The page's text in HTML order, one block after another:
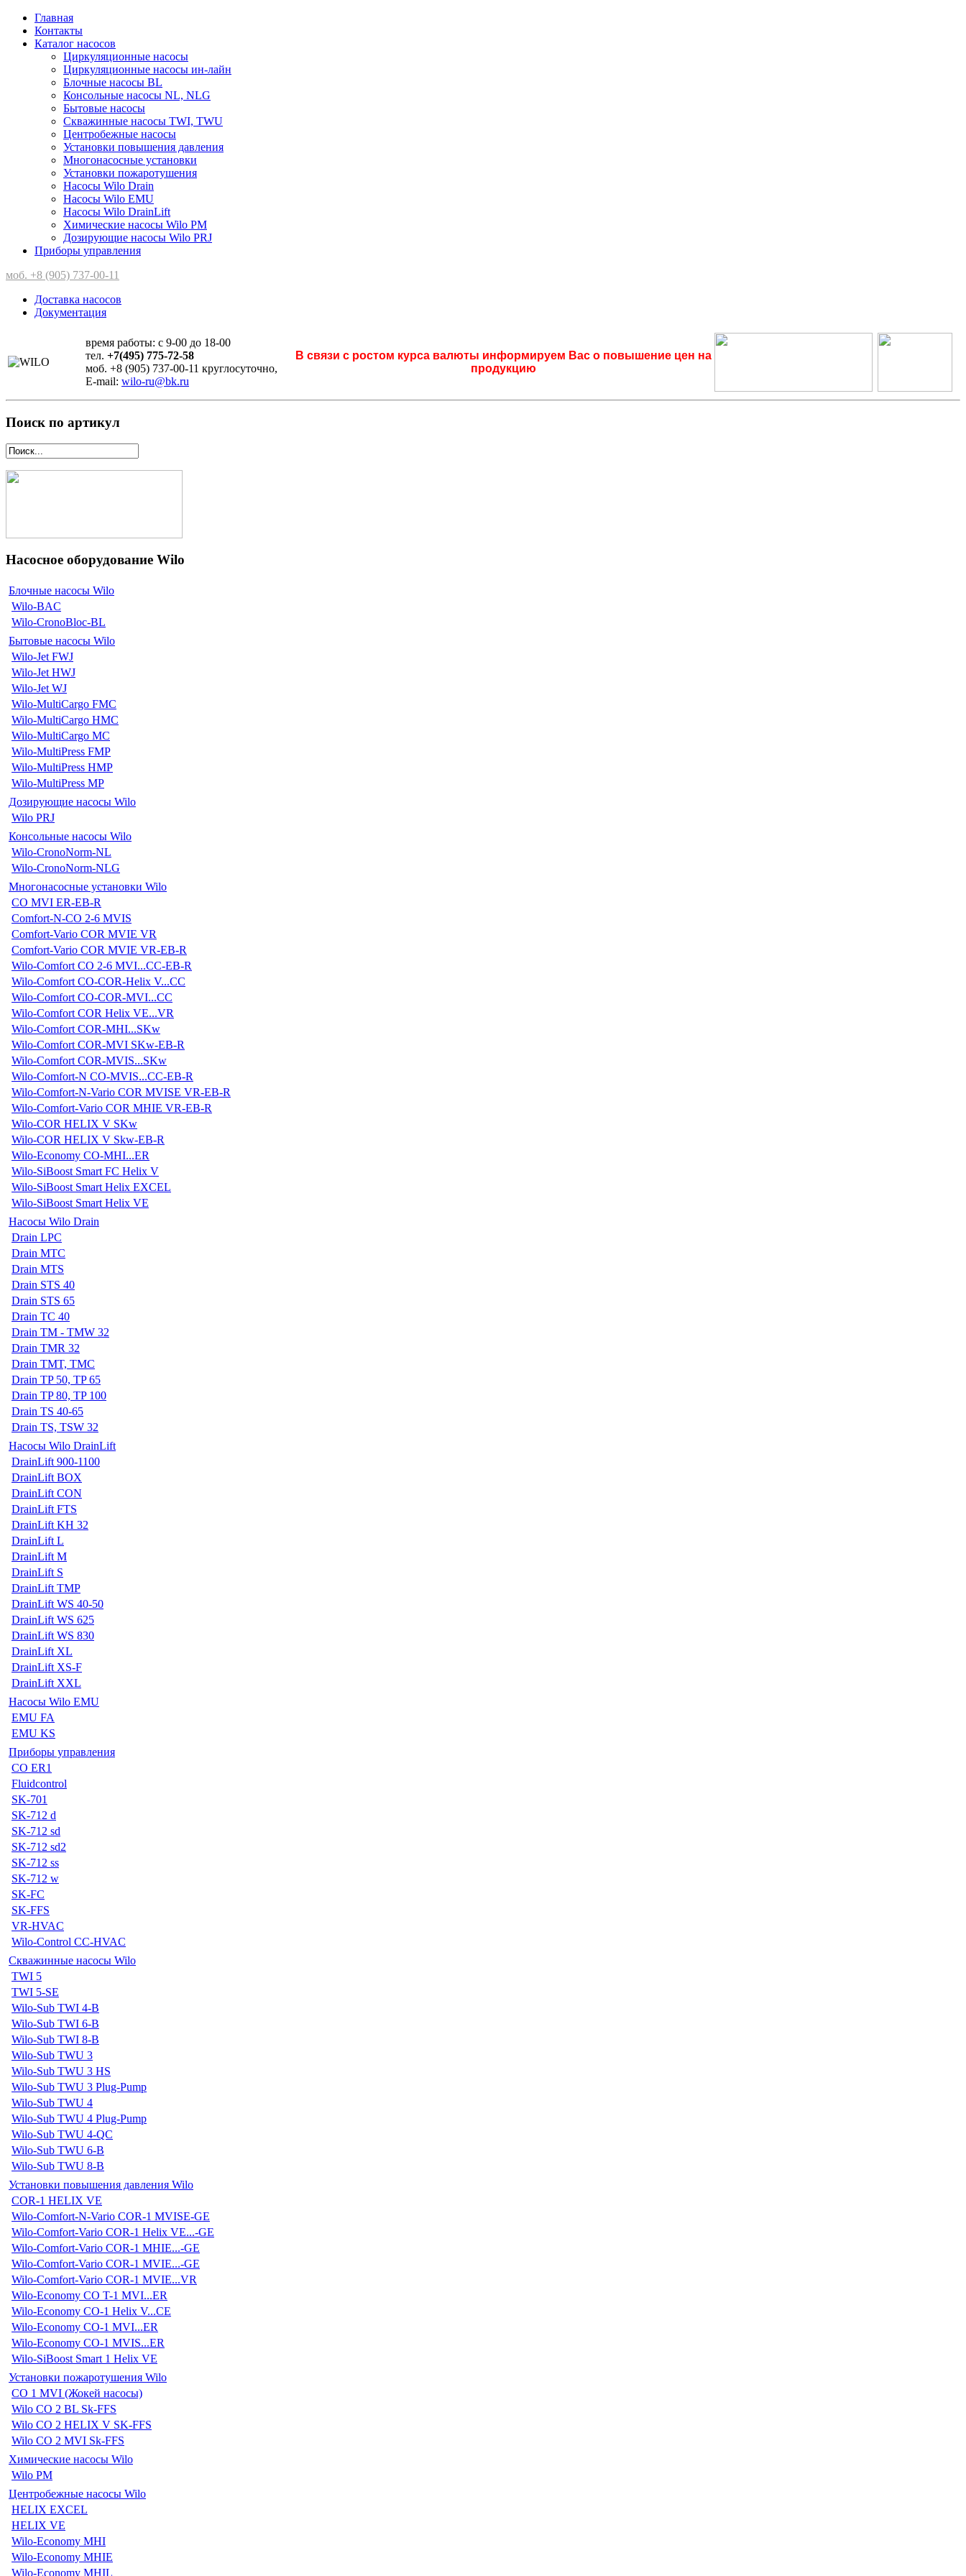
Главная
Контакты
Каталог насосов
Циркуляционные насосы
Циркуляционные насосы ин-лайн
Блочные насосы BL
Консольные насосы NL, NLG
Бытовые насосы
Скважинные насосы TWI, TWU
Центробежные насосы
Установки повышения давления
Многонасосные установки
Установки пожаротушения
Насосы Wilo Drain
Насосы Wilo EMU
Насосы Wilo DrainLift
Химические насосы Wilo PM
Дозирующие насосы Wilo PRJ
Приборы управления
моб. +8 (905) 737-00-11
Доставка насосов
Документация
время работы: с 9-00 до 18-00
тел. +7(495) 775-72-58
моб. +8 (905) 737-00-11 круглосуточно,
E-mail: wilo-ru@bk.ru
В связи с ростом курса валюты информируем Вас о повышение цен на
продукцию
Поиск по артикул
Насосное оборудование Wilo
Блочные насосы Wilo
Wilo-BAC
Wilo-CronoBloc-BL
Бытовые насосы Wilo
Wilo-Jet FWJ
Wilo-Jet HWJ
Wilo-Jet WJ
Wilo-MultiCargo FMC
Wilo-MultiCargo HMC
Wilo-MultiCargo MC
Wilo-MultiPress FMP
Wilo-MultiPress HMP
Wilo-MultiPress MP
Дозирующие насосы Wilo
Wilo PRJ
Консольные насосы Wilo
Wilo-CronoNorm-NL
Wilo-CronoNorm-NLG
Многонасосные установки Wilo
CO MVI ER-EB-R
Comfort-N-CO 2-6 MVIS
Comfort-Vario COR MVIE VR
Comfort-Vario COR MVIE VR-EB-R
Wilo-Comfort CO 2-6 MVI...CC-EB-R
Wilo-Comfort CO-COR-Helix V...CC
Wilo-Comfort CO-COR-MVI...CC
Wilo-Comfort COR Helix VE...VR
Wilo-Comfort COR-MHI...SKw
Wilo-Comfort COR-MVI SKw-EB-R
Wilo-Comfort COR-MVIS...SKw
Wilo-Comfort-N CO-MVIS...CC-EB-R
Wilo-Comfort-N-Vario COR MVISE VR-EB-R
Wilo-Comfort-Vario COR MHIE VR-EB-R
Wilo-COR HELIX V SKw
Wilo-COR HELIX V Skw-EB-R
Wilo-Economy CO-MHI...ER
Wilo-SiBoost Smart FC Helix V
Wilo-SiBoost Smart Helix EXCEL
Wilo-SiBoost Smart Helix VE
Насосы Wilo Drain
Drain LPC
Drain MTC
Drain MTS
Drain STS 40
Drain STS 65
Drain TC 40
Drain TM - TMW 32
Drain TMR 32
Drain TMT, TMC
Drain TP 50, TP 65
Drain TP 80, TP 100
Drain TS 40-65
Drain TS, TSW 32
Насосы Wilo DrainLift
DrainLift 900-1100
DrainLift BOX
DrainLift CON
DrainLift FTS
DrainLift KH 32
DrainLift L
DrainLift M
DrainLift S
DrainLift TMP
DrainLift WS 40-50
DrainLift WS 625
DrainLift WS 830
DrainLift XL
DrainLift XS-F
DrainLift XXL
Насосы Wilo EMU
EMU FA
EMU KS
Приборы управления
CO ER1
Fluidcontrol
SK-701
SK-712 d
SK-712 sd
SK-712 sd2
SK-712 ss
SK-712 w
SK-FC
SK-FFS
VR-HVAC
Wilo-Control CC-HVAC
Скважинные насосы Wilo
TWI 5
TWI 5-SE
Wilo-Sub TWI 4-B
Wilo-Sub TWI 6-B
Wilo-Sub TWI 8-B
Wilo-Sub TWU 3
Wilo-Sub TWU 3 HS
Wilo-Sub TWU 3 Plug-Pump
Wilo-Sub TWU 4
Wilo-Sub TWU 4 Plug-Pump
Wilo-Sub TWU 4-QC
Wilo-Sub TWU 6-B
Wilo-Sub TWU 8-B
Установки повышения давления Wilo
COR-1 HELIX VE
Wilo-Comfort-N-Vario COR-1 MVISE-GE
Wilo-Comfort-Vario COR-1 Helix VE...-GE
Wilo-Comfort-Vario COR-1 MHIE...-GE
Wilo-Comfort-Vario COR-1 MVIE...-GE
Wilo-Comfort-Vario COR-1 MVIE...VR
Wilo-Economy CO T-1 MVI...ER
Wilo-Economy CO-1 Helix V...CE
Wilo-Economy CO-1 MVI...ER
Wilo-Economy CO-1 MVIS...ER
Wilo-SiBoost Smart 1 Helix VE
Установки пожаротушения Wilo
CO 1 MVI (Жокей насосы)
Wilo CO 2 BL Sk-FFS
Wilo CO 2 HELIX V SK-FFS
Wilo CO 2 MVI Sk-FFS
Химические насосы Wilo
Wilo PM
Центробежные насосы Wilo
HELIX EXCEL
HELIX VE
Wilo-Economy MHI
Wilo-Economy MHIE
Wilo-Economy MHIL